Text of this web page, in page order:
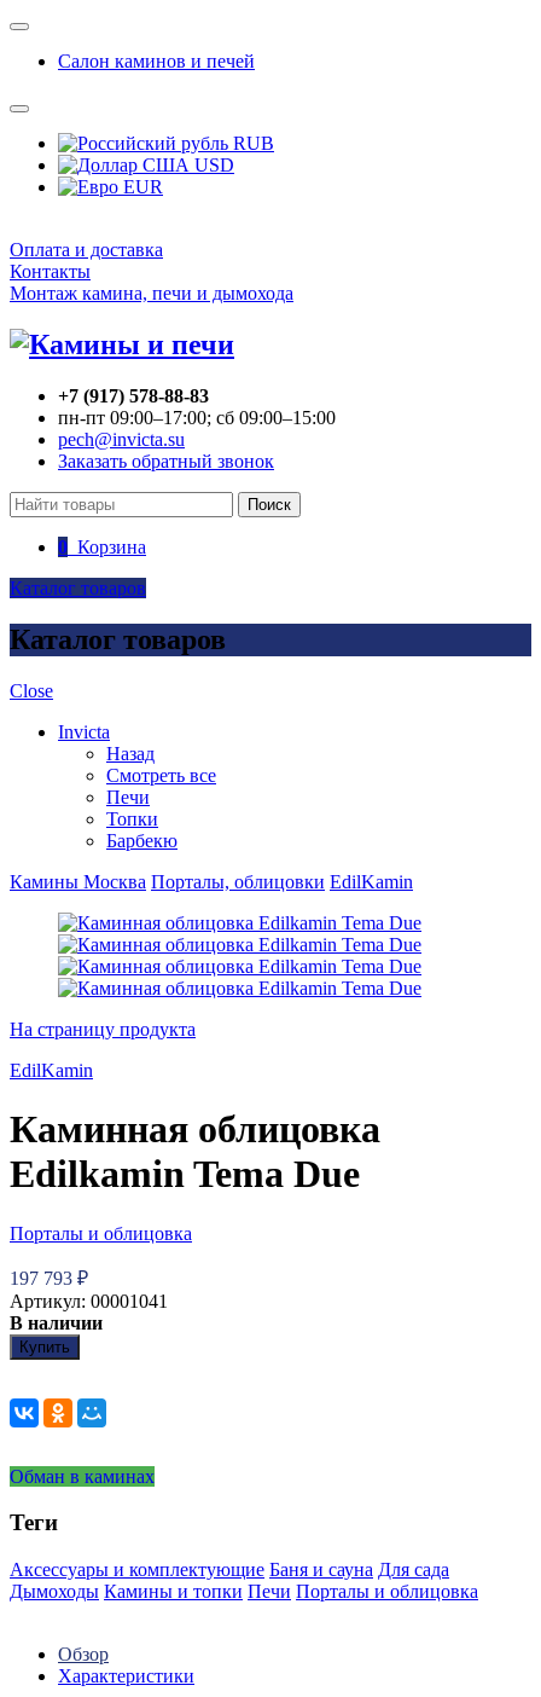
Салон каминов и печей
RUB
USD
EUR
Оплата и доставка
Контакты
Монтаж камина, печи и дымохода
+7 (917) 578-88-83
пн-пт 09:00–17:00; сб 09:00–15:00
pech@invicta.su
Заказать обратный звонок
Поиск
0 Корзина
Каталог товаров
Каталог товаров
Close
Invicta
Назад
Смотреть все
Печи
Топки
Барбекю
Камины Москва Порталы, облицовки EdilKamin
На страницу продукта
EdilKamin
Каминная облицовка
Edilkamin Tema Due
Порталы и облицовка
197 793 ₽
Артикул: 00001041
В наличии
Купить
Обман в каминах
Теги
Аксессуары и комплектующие Баня и сауна Для сада
Дымоходы Камины и топки Печи Порталы и облицовка
Обзор
Характеристики